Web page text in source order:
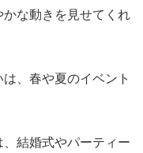
な動きを見せてくれ
、春や夏のイベント
結婚式やパーティー